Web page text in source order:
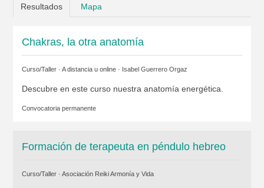
Resultados Mapa
Chakras, la otra anatomía
Curso/Taller · A distancia u online · Isabel Guerrero Orgaz
Descubre en este curso nuestra anatomía energética.
Convocatoria permanente
Formación de terapeuta en péndulo hebreo
Curso/Taller · Asociación Reiki Armonía y Vida